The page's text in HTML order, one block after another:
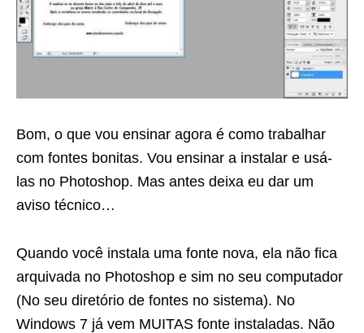
Bom, o que vou ensinar agora é como trabalhar
com fontes bonitas. Vou ensinar a instalar e usá-
las no Photoshop. Mas antes deixa eu dar um
aviso técnico…
Quando você instala uma fonte nova, ela não fica
arquivada no Photoshop e sim no seu computador
(No seu diretório de fontes no sistema). No
Windows 7 já vem MUITAS fonte instaladas. Não